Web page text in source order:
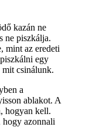
kazán ne
ne piszkálja.
mint az eredeti
egy
mit csinálunk.
a
ablakot. A
hogyan kell.
azonnali